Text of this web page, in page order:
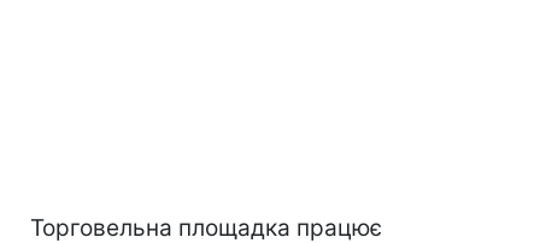
Торговельна площадка працює